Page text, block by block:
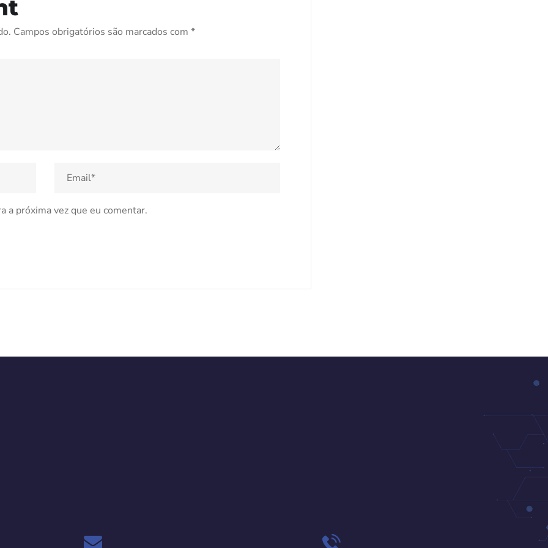
Campos obrigatórios são marcados com *
a próxima vez que eu comentar.